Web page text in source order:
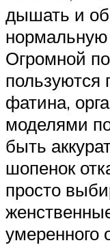
дышать и
Огромной
фатина,
моделями
быть
шопенок
просто
умеренного